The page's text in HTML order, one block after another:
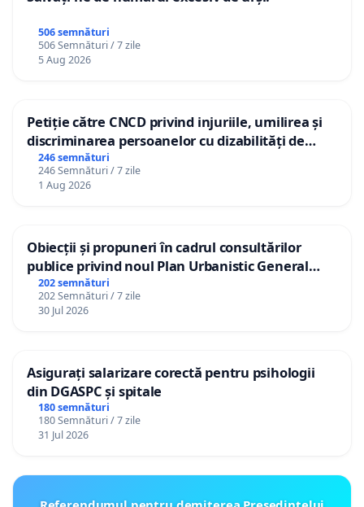
506 semnături
506 Semnături / 7 zile
5 Aug 2026
Petiție către CNCD privind injuriile, umilirea și
discriminarea persoanelor cu dizabilități de
către utilizatorul TikTok „Gorici”
246 semnături
246 Semnături / 7 zile
1 Aug 2026
Obiecții și propuneri în cadrul consultărilor
publice privind noul Plan Urbanistic General
(PUG) Ialoveni
202 semnături
202 Semnături / 7 zile
30 Jul 2026
Asigurați salarizare corectă pentru psihologii
din DGASPC și spitale
180 semnături
180 Semnături / 7 zile
31 Jul 2026